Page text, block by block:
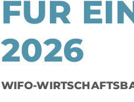
FÜR
2026
WIFO-